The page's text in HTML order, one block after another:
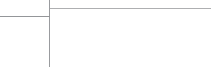
Κέιτι Πέρι & Τζάστιν Τριντό: